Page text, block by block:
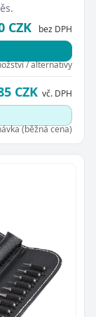
CZK bez DPH
/ alternativy
CZK vč. DPH
(běžná cena)